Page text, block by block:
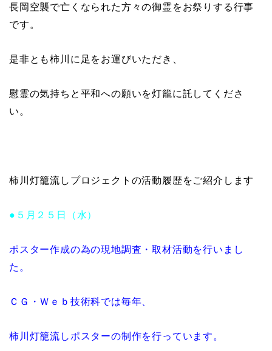
長岡空襲で亡くなられた方々の御霊をお祭りする行事
です。
是非とも柿川に足をお運びいただき、
慰霊の気持ちと平和への願いを灯籠に託してくださ
い。
柿川灯籠流しプロジェクトの活動履歴をご紹介します
●５月２５日（水）
ポスター作成の為の現地調査・取材活動を行いまし
た。
ＣＧ・Ｗｅｂ技術科では毎年、
柿川灯籠流しポスターの制作を行っています。